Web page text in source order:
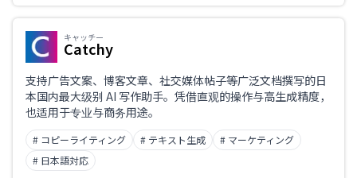
キャッチー
Catchy
支持广告文案、博客文章、社交媒体帖子等广泛文档撰写的日
本国内最大级别 AI 写作助手。凭借直观的操作与高生成精度，
也适用于专业与商务用途。
# コピーライティング # テキスト生成
# マーケティング
# 日本語対応